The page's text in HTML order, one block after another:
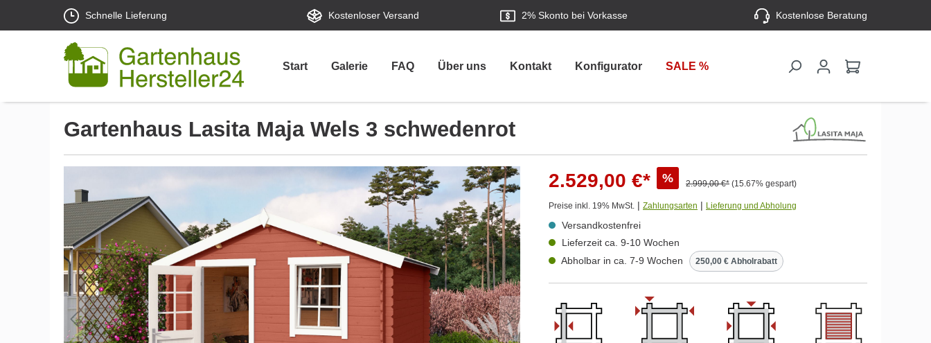
Schnelle Lieferung Kostenloser Versand 2% Skonto bei Vorkasse Kostenlose Beratung
Start Galerie FAQ Über uns Kontakt Konfigurator SALE %
Gartenhaus Lasita Maja Wels 3 schwedenrot
2.529,00 €* % 2.999,00 €* (15.67% gespart)
Preise inkl. 19% MwSt. | Zahlungsarten | Lieferung und Abholung
Versandkostenfrei
Lieferzeit ca. 9-10 Wochen
Abholbar in ca. 7-9 Wochen
250,00 € Abholrabatt